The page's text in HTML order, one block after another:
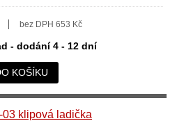
bez DPH 653 Kč
- dodání 4 - 12 dní
KOŠÍKU
03 klipová ladička